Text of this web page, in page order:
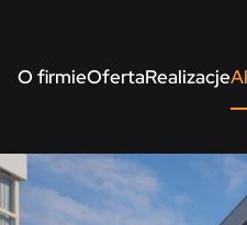
O firmieOfertaRealizacje